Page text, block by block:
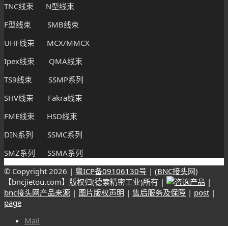
TNC线束 N型线束
F型线束 SMB线束
UHF线束 MCX/MMCX
Ipex线束 QMA线束
TS9线束 SSMP系列
SHV线束 Fakra线束
FME线束 HSD线束
DIN系列 SSMC系列
SMZ系列 SSMA系列
© Copyright 2026 | 粤ICP备09106130号 | (BNC接头网)
【bncjietou.com】版权归(德索精密工业)所有 |
|
bnc接头网产品来源 | 图片版权声明 | 售后服务及保障 | post |
page
Mail